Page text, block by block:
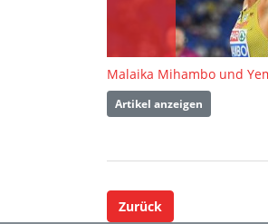
Artikel anzeigen
Zurück